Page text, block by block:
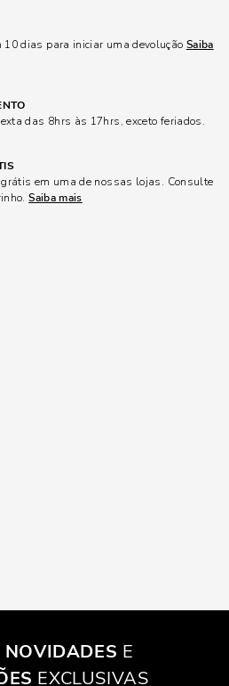
10 dias para iniciar uma devolução Saiba
das 8hrs às 17hrs, exceto feriados.
grátis em uma de nossas lojas. Consulte
Saiba mais
NOVIDADES E
EXCLUSIVAS